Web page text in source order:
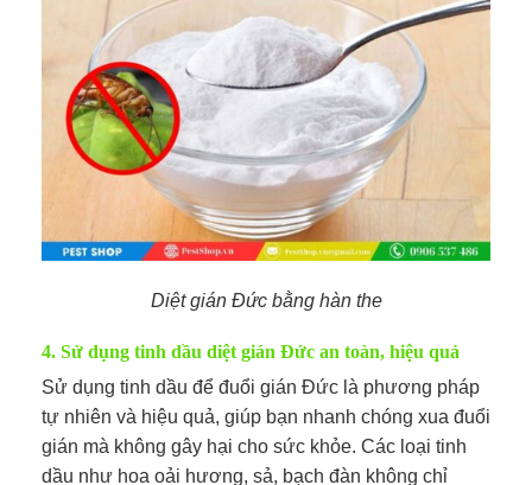
Diệt gián Đức bằng hàn the
4. Sử dụng tinh dầu diệt gián Đức an toàn, hiệu quả
Sử dụng tinh dầu để đuổi gián Đức là phương pháp
tự nhiên và hiệu quả, giúp bạn nhanh chóng xua đuổi
gián mà không gây hại cho sức khỏe. Các loại tinh
dầu như hoa oải hương, sả, bạch đàn không chỉ